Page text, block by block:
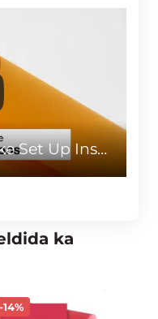
Colorama Paper Brake Set Up Instructions
ka
-14%